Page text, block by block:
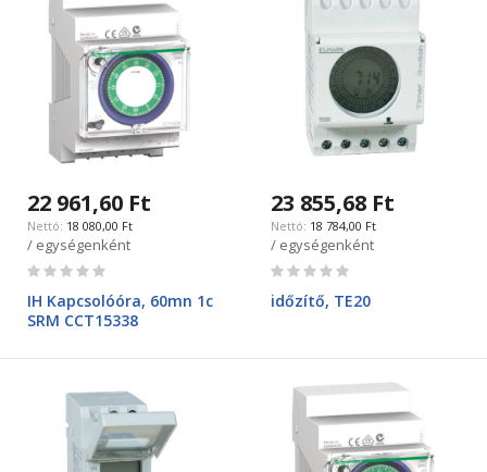
22 961,60 Ft
18 080,00 Ft
/ egységenként
Rating:
IH Kapcsolóóra, 60mn 1c
SRM CCT15338
23 855,68 Ft
18 784,00 Ft
/ egységenként
Rating:
időzítő, TE20